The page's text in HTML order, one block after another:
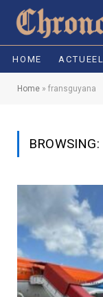
HOME ACTUEEL
Home » fransguyana
BROWSING: